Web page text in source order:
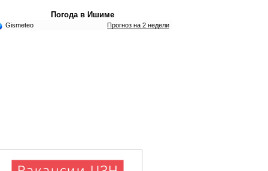
Погода в Ишиме
Gismeteo Прогноз на 2 недели